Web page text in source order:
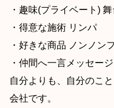
・趣味(プライベート)
・得意な施術 リンパ
・好きな商品 ノンノン
・仲間へ一言メッセージ
自分よりも、自分のこ
会社です。